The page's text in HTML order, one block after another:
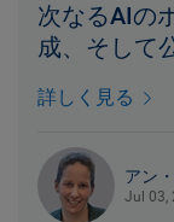
次なるAIの
成、そして
詳しく見る
アン
Jul 03,